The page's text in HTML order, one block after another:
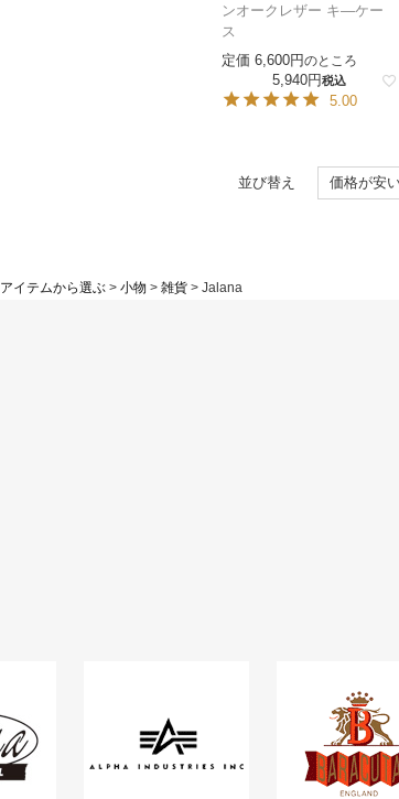
ンオークレザー キ―ケー
ス
定価 6,600 のところ
5,940 税込
5.00
並び替え 価格が安
アイテムから選ぶ 小物 雑貨 Jalana